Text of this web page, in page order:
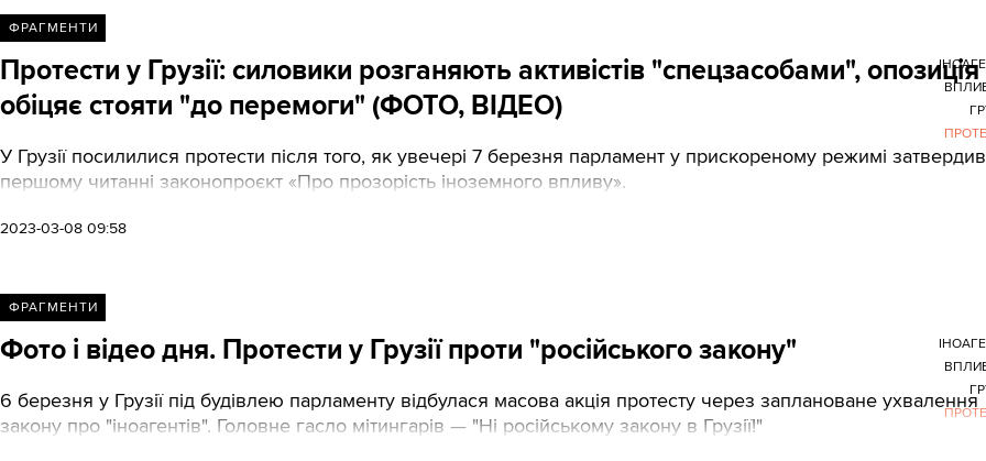
ФРАГМЕНТИ
Протести у Грузії: силовики розганяють активістів "спецзасобами", опозиція
обіцяє стояти "до перемоги" (ФОТО, ВІДЕО)
У Грузії посилилися протести після того, як увечері 7 березня парламент у прискореному режимі
першому читанні законопроєкт «Про прозорість іноземного впливу».
2023-03-08 09:58
ФРАГМЕНТИ
Фото і відео дня. Протести у Грузії проти "російського закону"
6 березня у Грузії під будівлею парламенту відбулася масова акція протесту через заплановане ухвалення
закону про "іноагентів". Головне гасло мітингарів — "Ні російському закону в Грузії!"